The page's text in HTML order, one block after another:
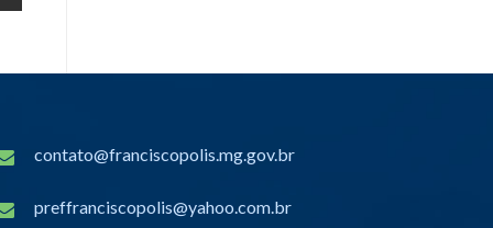
contato@franciscopolis.mg.gov.br
preffranciscopolis@yahoo.com.br